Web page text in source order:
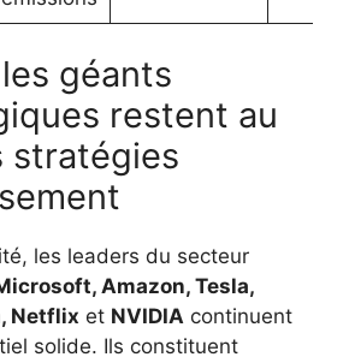
géants
restent au
les leaders du secteur
Amazon, Tesla,
Netflix et NVIDIA continuent
solide. Ils constituent